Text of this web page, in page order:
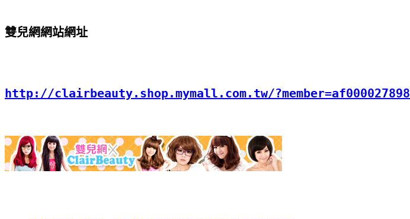
雙兒網網站網址
http://clairbeauty.shop.mymall.com.tw/?member=af000027898